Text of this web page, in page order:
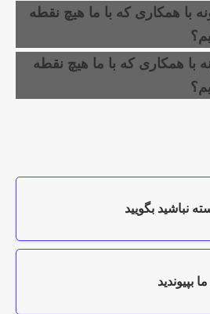
با همکاری که با ما هیچ نقطه
با همکاری که با ما هیچ نقطه
نباشید بگویید
بپیوندید